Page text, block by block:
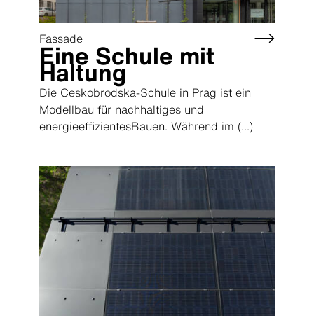
Fassade
Eine Schule mit
Haltung
Die Ceskobrodska-Schule in Prag ist ein
Modellbau für nachhaltiges und
energieeffizientesBauen. Während im (...)